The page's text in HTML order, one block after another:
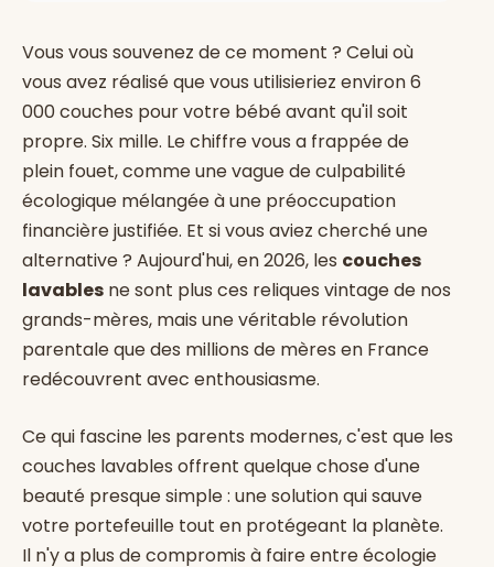
Vous vous souvenez de ce moment ? Celui où
vous avez réalisé que vous utilisieriez environ 6
000 couches pour votre bébé avant qu'il soit
propre. Six mille. Le chiffre vous a frappée de
plein fouet, comme une vague de culpabilité
écologique mélangée à une préoccupation
financière justifiée. Et si vous aviez cherché une
alternative ? Aujourd'hui, en 2026, les couches
lavables ne sont plus ces reliques vintage de nos
grands-mères, mais une véritable révolution
parentale que des millions de mères en France
redécouvrent avec enthousiasme.
Ce qui fascine les parents modernes, c'est que les
couches lavables offrent quelque chose d'une
beauté presque simple : une solution qui sauve
votre portefeuille tout en protégeant la planète.
Il n'y a plus de compromis à faire entre écologie